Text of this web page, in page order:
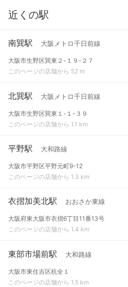
近くの駅
南巽駅 大阪メトロ千日前線
大阪市生野区巽東２-１９-２７
このページの店舗から 52 m
北巽駅 大阪メトロ千日前線
大阪市生野区巽東１-１-３９
このページの店舗から 1.1 km
平野駅 大和路線
大阪市平野区平野元町9-12
このページの店舗から 1.3 km
衣摺加美北駅 おおさか東線
大阪府東大阪市衣摺6丁目11番13号
このページの店舗から 1.4 km
東部市場前駅 大和路線
大阪市東住吉区杭全１
このページの店舗から 1.5 km